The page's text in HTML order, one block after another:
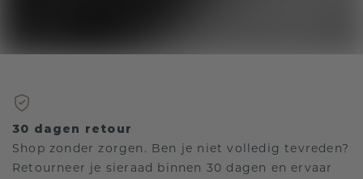
30 dagen retour
Shop zonder zorgen. Ben je niet volledig tevreden?
Retourneer je sieraad binnen 30 dagen en ervaar